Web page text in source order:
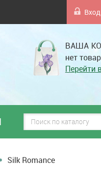
Вход
ВАША
нет
Перейти
Silk Romance